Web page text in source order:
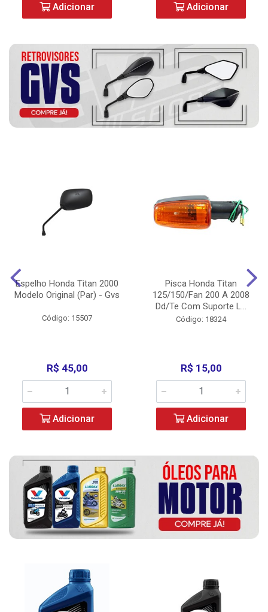
Adicionar Adicionar
Espelho Honda Titan 2000
Modelo Original (Par) - Gvs
Código: 15507
R$ 45,00
Adicionar
Pisca Honda Titan
125/150/Fan 200 A 2008
Dd/Te Com Suporte L...
Código: 18324
R$ 15,00
Adicionar